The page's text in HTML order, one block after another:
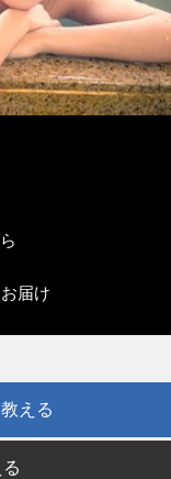
届け
える